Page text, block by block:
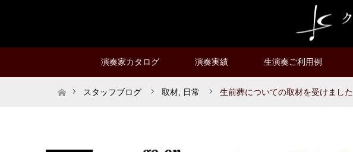
演奏家カタログ 演奏実績 生演奏ご利用例
ホームスタッフブログ 取材, 日常 生前葬についての取材を受けました